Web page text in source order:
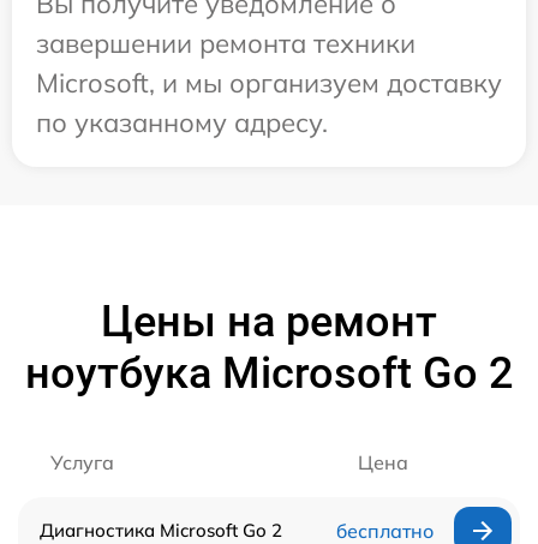
завершении ремонта техники
Microsoft, и мы организуем доставку
по указанному адресу.
Цены на ремонт
ноутбука Microsoft Go 2
Услуга Цена
Диагностика Microsoft Go 2 бесплатно